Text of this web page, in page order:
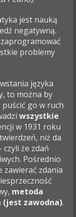
jest nauką
negatywną.
problemy
języka
to można by
go w ruch
wszystkie
w 1931 roku
niż da
że zdań
Pośrednio
zawierać zdania
metoda
(jest zawodna).